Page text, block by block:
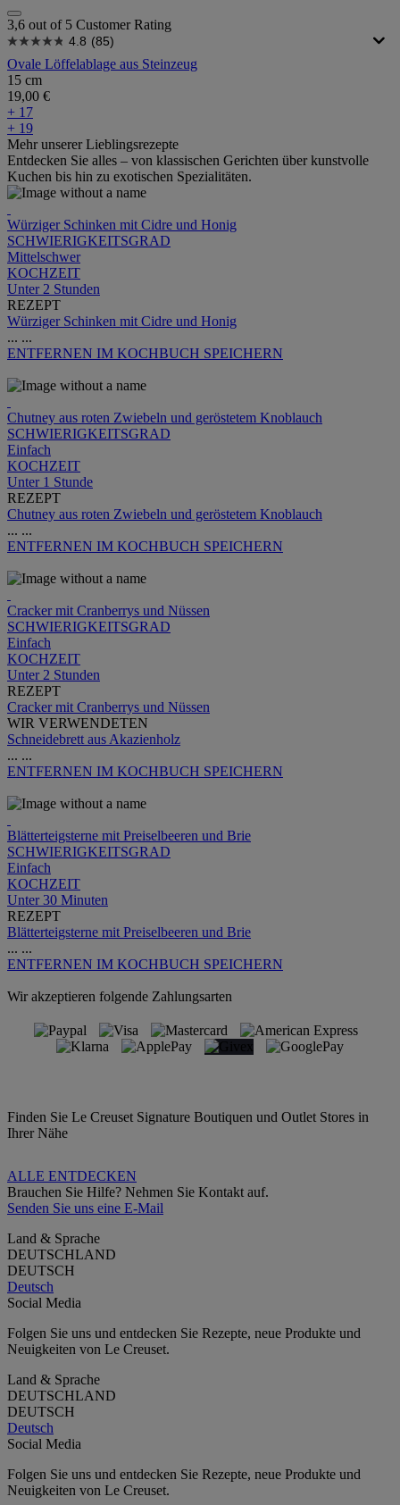
3,6 out of 5 Customer Rating
4.8 (85)
Ovale Löffelablage aus Steinzeug
15 cm
19,00 €
+ 17
+ 19
Mehr unserer Lieblingsrezepte
Entdecken Sie alles – von klassischen Gerichten über kunstvolle
Kuchen bis hin zu exotischen Spezialitäten.
Würziger Schinken mit Cidre und Honig
SCHWIERIGKEITSGRAD
Mittelschwer
KOCHZEIT
Unter 2 Stunden
REZEPT
Würziger Schinken mit Cidre und Honig
... ...
ENTFERNEN IM KOCHBUCH SPEICHERN
Chutney aus roten Zwiebeln und geröstetem Knoblauch
SCHWIERIGKEITSGRAD
Einfach
KOCHZEIT
Unter 1 Stunde
REZEPT
Chutney aus roten Zwiebeln und geröstetem Knoblauch
... ...
ENTFERNEN IM KOCHBUCH SPEICHERN
Cracker mit Cranberrys und Nüssen
SCHWIERIGKEITSGRAD
Einfach
KOCHZEIT
Unter 2 Stunden
REZEPT
Cracker mit Cranberrys und Nüssen
WIR VERWENDETEN
Schneidebrett aus Akazienholz
... ...
ENTFERNEN IM KOCHBUCH SPEICHERN
Blätterteigsterne mit Preiselbeeren und Brie
SCHWIERIGKEITSGRAD
Einfach
KOCHZEIT
Unter 30 Minuten
REZEPT
Blätterteigsterne mit Preiselbeeren und Brie
... ...
ENTFERNEN IM KOCHBUCH SPEICHERN
Wir akzeptieren folgende Zahlungsarten
Finden Sie Le Creuset Signature Boutiquen und Outlet Stores in
Ihrer Nähe
ALLE ENTDECKEN
Brauchen Sie Hilfe? Nehmen Sie Kontakt auf.
Senden Sie uns eine E-Mail
Land & Sprache
DEUTSCHLAND
DEUTSCH
Deutsch
Social Media
Folgen Sie uns und entdecken Sie Rezepte, neue Produkte und
Neuigkeiten von Le Creuset.
Land & Sprache
DEUTSCHLAND
DEUTSCH
Deutsch
Social Media
Folgen Sie uns und entdecken Sie Rezepte, neue Produkte und
Neuigkeiten von Le Creuset.